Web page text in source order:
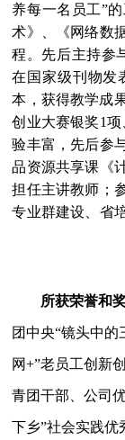
养每一名员工”
术》、《网络数
程。先后主持参
在国家级刊物发
本，获得教学成
创业大赛银奖1项
验丰富，先后参
品资源共享课《
担任主讲教师；
专业群建设、省
所获荣誉和
团中央“镜头中的
网+”老员工创新
青团干部、公司
下乡”社会实践优